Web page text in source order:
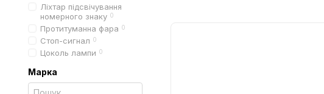
Ліхтар підсвічування
номерного знаку 0
Протитуманна фара 0
Стоп-сигнал 0
Цоколь лампи 0
Марка